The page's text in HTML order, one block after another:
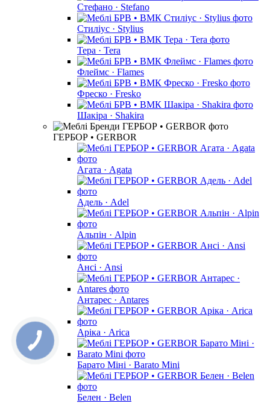
Стефано · Stefano
Стиліус · Stylius
Тера · Tera
Флеймс · Flames
Фреско · Fresko
Шакіра · Shakira
ГЕРБОР • GERBOR
Агата · Agata
Адель · Adel
Альпін · Alpin
Ансі · Ansi
Антарес · Antares
Аріка · Arica
Барато Міні · Barato Mini
Белен · Belen